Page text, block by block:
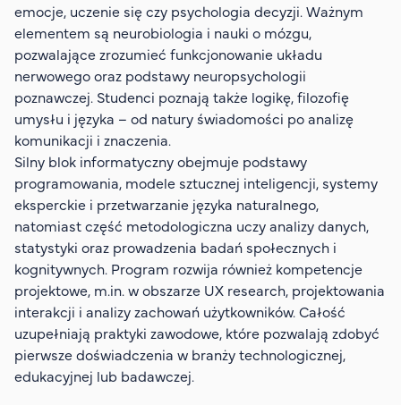
emocje, uczenie się czy psychologia decyzji. Ważnym
elementem są neurobiologia i nauki o mózgu,
pozwalające zrozumieć funkcjonowanie układu
nerwowego oraz podstawy neuropsychologii
poznawczej. Studenci poznają także logikę, filozofię
umysłu i języka – od natury świadomości po analizę
komunikacji i znaczenia.
Silny blok informatyczny obejmuje podstawy
programowania, modele sztucznej inteligencji, systemy
eksperckie i przetwarzanie języka naturalnego,
natomiast część metodologiczna uczy analizy danych,
statystyki oraz prowadzenia badań społecznych i
kognitywnych. Program rozwija również kompetencje
projektowe, m.in. w obszarze UX research, projektowania
interakcji i analizy zachowań użytkowników. Całość
uzupełniają praktyki zawodowe, które pozwalają zdobyć
pierwsze doświadczenia w branży technologicznej,
edukacyjnej lub badawczej.